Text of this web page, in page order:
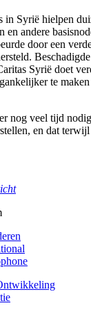
in Syrië hielpen
en andere
door een
Syrië doet
te
nog veel tijd
en dat